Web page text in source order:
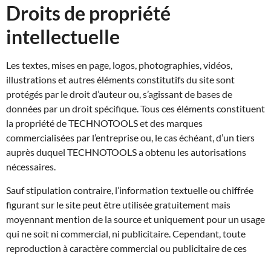
Droits de propriété
intellectuelle
Les textes, mises en page, logos, photographies, vidéos,
illustrations et autres éléments constitutifs du site sont
protégés par le droit d’auteur ou, s’agissant de bases de
données par un droit spécifique. Tous ces éléments constituent
la propriété de TECHNOTOOLS et des marques
commercialisées par l’entreprise ou, le cas échéant, d’un tiers
auprès duquel TECHNOTOOLS a obtenu les autorisations
nécessaires.
Sauf stipulation contraire, l’information textuelle ou chiffrée
figurant sur le site peut être utilisée gratuitement mais
moyennant mention de la source et uniquement pour un usage
qui ne soit ni commercial, ni publicitaire. Cependant, toute
reproduction à caractère commercial ou publicitaire de ces